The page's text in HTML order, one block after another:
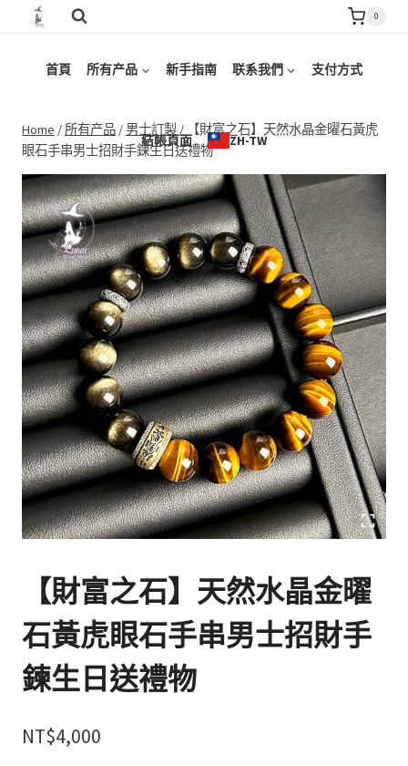
content
0
首頁 所有产品 新手指南 联系我們 支付方式
結帳頁面 ZH-TW
Home / 所有产品 / 男士訂製 /
【財富之石】天然水晶金曜石黃虎
眼石手串男士招財手鍊生日送禮物
【財富之石】天然水晶金曜
石黃虎眼石手串男士招財手
鍊生日送禮物
NT$4,000